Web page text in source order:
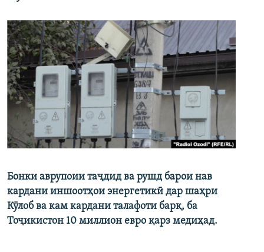
Бонки аврупоии таҷдид ва рушд барои нав
кардани иншоотҳои энергетикӣ дар шаҳри
Кӯлоб ва кам кардани талафоти барқ, ба
Тоҷикистон 10 миллион евро қарз медиҳад.